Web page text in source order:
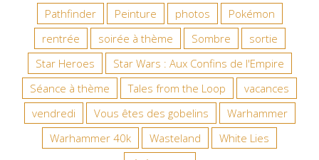
Pathfinder
Peinture photos
Pokémon
rentrée
soirée à thème Sombre
sortie
Star Heroes
Star Wars : Aux Confins de l'Empire
Séance à thème
Tales from the Loop
vacances
vendredi
Vous êtes des gobelins
Warhammer
Warhammer 40k
Wasteland
White Lies